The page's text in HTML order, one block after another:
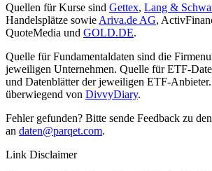
Quellen für Kurse sind Gettex, Lang &
Handelsplätze sowie Ariva.de AG,
QuoteMedia und GOLD.DE.
Quelle für Fundamentaldaten sind die
jeweiligen Unternehmen. Quelle für ETF-
und Datenblätter der jeweiligen ETF-
überwiegend von DivvyDiary.
Fehler gefunden? Bitte sende Feedback zu
an daten@parqet.com.
Link Disclaimer